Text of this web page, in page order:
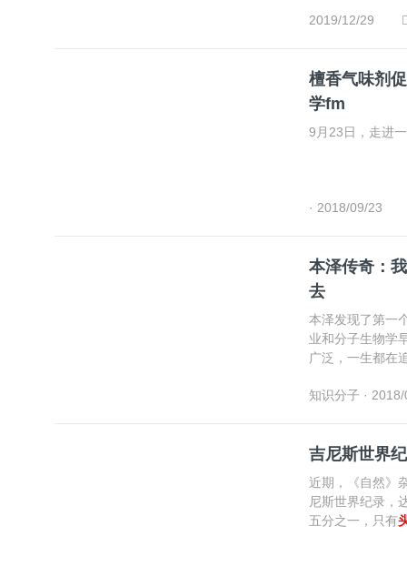
2019/12/29
檀香气味剂促
学fm
9月23日，走进
· 2018/09/23
本泽传奇：
去
本泽发现了第一
业和分子生物学
广泛，一生都在
知识分子 ·
吉尼斯世界
近期，《自然》
尼斯世界纪录
五分之一，只有